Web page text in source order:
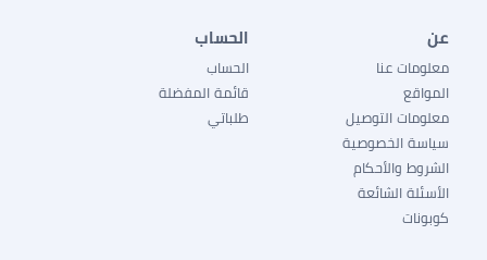
عن
معلومات عنا
المواقع
معلومات التوصيل
سياسة الخصوصية
الشروط والأحكام
الأسئلة الشائعة
كوبونات
الحساب
الحساب
قائمة المفضلة
طلباتي